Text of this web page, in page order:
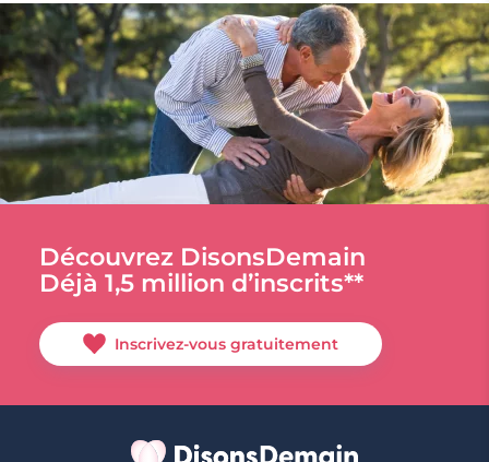
Découvrez DisonsDemain
Déjà 1,5 million d’inscrits**
Inscrivez-vous gratuitement